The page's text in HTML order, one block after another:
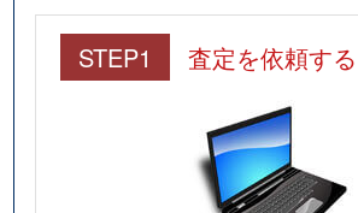
STEP1 査定を依頼する